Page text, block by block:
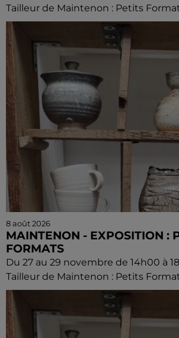
Tailleur de Maintenon : Petits
8 août 2026
MAINTENON - EXPOSITION :
FORMATS
Du 27 au 29 novembre de 14h00 à
Tailleur de Maintenon : Petits